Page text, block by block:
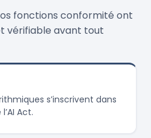
fonctions conformité ont
vérifiable avant tout
s’inscrivent dans
Act.